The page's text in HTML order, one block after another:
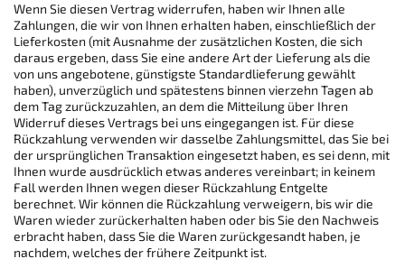
Wenn Sie diesen Vertrag widerrufen, haben wir Ihnen alle
Zahlungen, die wir von Ihnen erhalten haben, einschließlich der
Lieferkosten (mit Ausnahme der zusätzlichen Kosten, die sich
daraus ergeben, dass Sie eine andere Art der Lieferung als die
von uns angebotene, günstigste Standardlieferung gewählt
haben), unverzüglich und spätestens binnen vierzehn Tagen ab
dem Tag zurückzuzahlen, an dem die Mitteilung über Ihren
Widerruf dieses Vertrags bei uns eingegangen ist. Für diese
Rückzahlung verwenden wir dasselbe Zahlungsmittel, das Sie bei
der ursprünglichen Transaktion eingesetzt haben, es sei denn, mit
Ihnen wurde ausdrücklich etwas anderes vereinbart; in keinem
Fall werden Ihnen wegen dieser Rückzahlung Entgelte
berechnet. Wir können die Rückzahlung verweigern, bis wir die
Waren wieder zurückerhalten haben oder bis Sie den Nachweis
erbracht haben, dass Sie die Waren zurückgesandt haben, je
nachdem, welches der frühere Zeitpunkt ist.